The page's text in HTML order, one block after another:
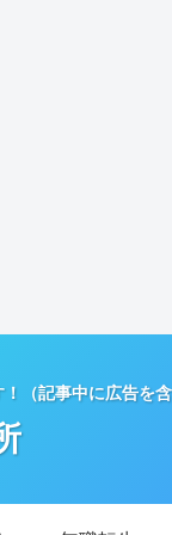
（記事中に広告を